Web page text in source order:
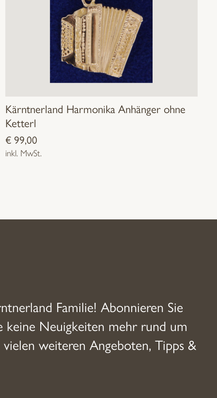
Kärntnerland Harmonika Anhänger ohne
Ketterl
€ 99,00
inkl. MwSt.
Familie! Abonnieren Sie
keine Neuigkeiten mehr rund um
weiteren Angeboten, Tipps &